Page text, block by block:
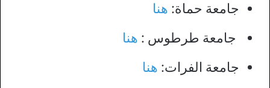
جامعة حماة: هنا
جامعة طرطوس : هنا
جامعة الفرات: هنا